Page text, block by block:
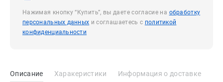
Нажимая кнопку “Купить”, вы даете согласие на обработку
персональных данных и соглашаетесь с политикой
конфиденциальности
Описание Харакеристики Информация о доставке